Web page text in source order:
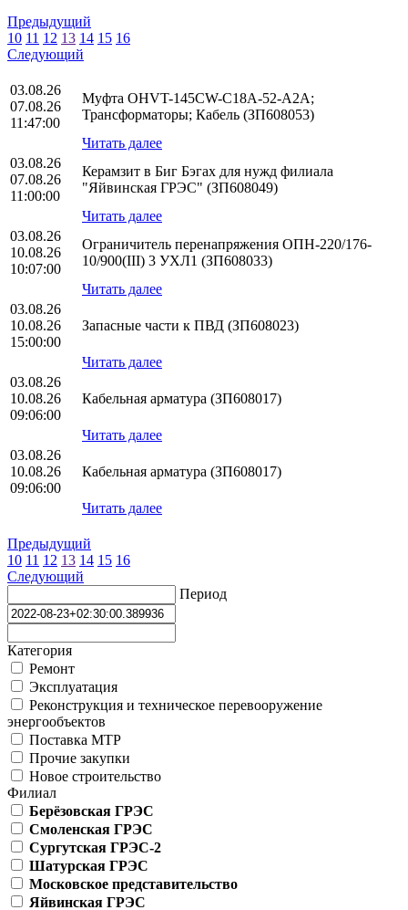
Предыдущий
10 11 12 13 14 15 16
Следующий
03.08.26
07.08.26
11:47:00
Муфта OHVT-145CW-C18A-52-A2A;
Трансформаторы; Кабель (ЗП608053)
Читать далее
03.08.26
07.08.26
11:00:00
Керамзит в Биг Бэгах для нужд филиала
"Яйвинская ГРЭС" (ЗП608049)
Читать далее
03.08.26
10.08.26
10:07:00
Ограничитель перенапряжения ОПН-220/176-
10/900(III) 3 УХЛ1 (ЗП608033)
Читать далее
03.08.26
10.08.26
15:00:00
Запасные части к ПВД (ЗП608023)
Читать далее
03.08.26
10.08.26
09:06:00
Кабельная арматура (ЗП608017)
Читать далее
03.08.26
10.08.26
09:06:00
Кабельная арматура (ЗП608017)
Читать далее
Предыдущий
10 11 12 13 14 15 16
Следующий
Период
Категория
Ремонт
Эксплуатация
Реконструкция и техническое перевооружение
энергообъектов
Поставка МТР
Прочие закупки
Новое строительство
Филиал
Берёзовская ГРЭС
Смоленская ГРЭС
Сургутская ГРЭС-2
Шатурская ГРЭС
Московское представительство
Яйвинская ГРЭС